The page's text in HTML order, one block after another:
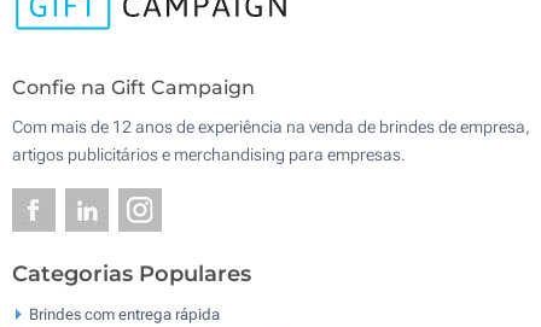
Confie na Gift Campaign
Com mais de 12 anos de experiência na venda de brindes de empresa,
artigos publicitários e merchandising para empresas.
Categorias Populares
Brindes com entrega rápida